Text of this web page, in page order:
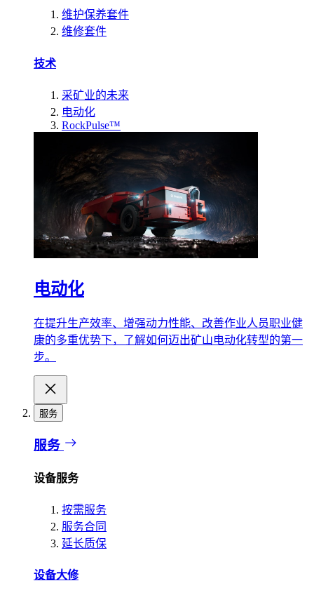
维护保养套件
维修套件
技术
采矿业的未来
电动化
RockPulse™
电动化
在提升生产效率、增强动力性能、改善作业人员职业健
康的多重优势下，了解如何迈出矿山电动化转型的第一
步。
服务
服务
设备服务
按需服务
服务合同
延长质保
设备大修